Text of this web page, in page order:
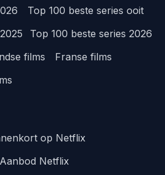
Top 100 beste series ooit
Top 100 beste series 2026
films
Franse films
op Netflix
Aanbod Netflix